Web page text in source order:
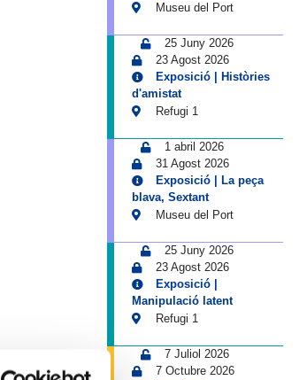
Museu del Port
25 Juny 2026
23 Agost 2026
Exposició | Històries
d'amistat
Refugi 1
1 abril 2026
31 Agost 2026
Exposició | La peça
blava, Sextant
Museu del Port
25 Juny 2026
23 Agost 2026
Exposició |
Manipulació latent
Refugi 1
7 Juliol 2026
7 Octubre 2026